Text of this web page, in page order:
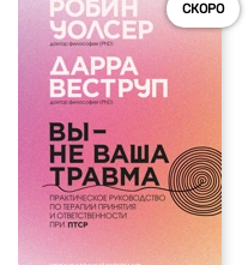
СКОРО